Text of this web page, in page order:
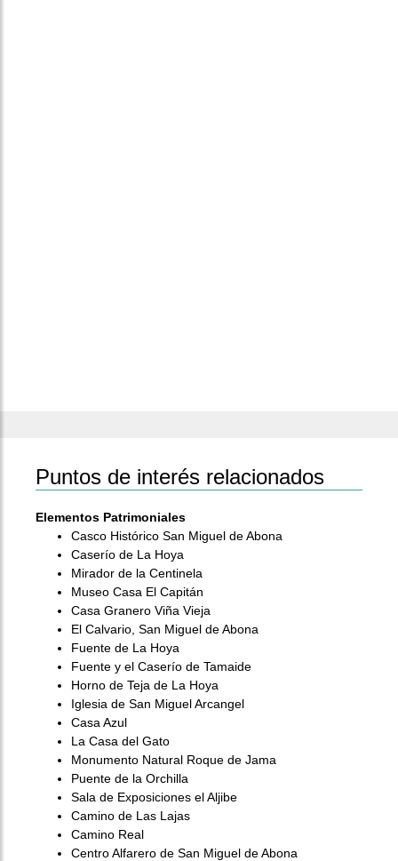
Puntos de interés relacionados
Elementos Patrimoniales
Casco Histórico San Miguel de Abona
Caserío de La Hoya
Mirador de la Centinela
Museo Casa El Capitán
Casa Granero Viña Vieja
El Calvario, San Miguel de Abona
Fuente de La Hoya
Fuente y el Caserío de Tamaide
Horno de Teja de La Hoya
Iglesia de San Miguel Arcangel
Casa Azul
La Casa del Gato
Monumento Natural Roque de Jama
Puente de la Orchilla
Sala de Exposiciones el Aljibe
Camino de Las Lajas
Camino Real
Centro Alfarero de San Miguel de Abona